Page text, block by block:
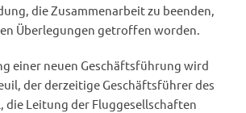
die Zusammenarbeit zu beenden,
Überlegungen getroffen worden.
einer neuen Geschäftsführung wird
der derzeitige Geschäftsführer des
die Leitung der Fluggesellschaften